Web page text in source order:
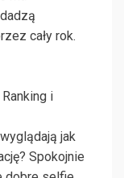
cały rok.
i
jak
Spokojnie